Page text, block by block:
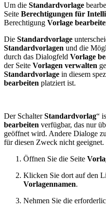
Um die Standardvorlage
Seite Berechtigungen für
Berechtigung Vorlage
Die Standardvorlage
Standardvorlagen und die
durch das Dialogfeld Vorlage
der Seite Vorlagen verwalten
Standardvorlage in diesem
bearbeiten platziert ist.
Der SchalterStandardvorlag“
bearbeiten verfügbar, das nur
geöffnet wird. Andere Dialoge
für diesen Zweck nicht geeignet.
Öffnen Sie die Seite
Klicken Sie dort auf den
Vorlagennamen.
Nehmen Sie die